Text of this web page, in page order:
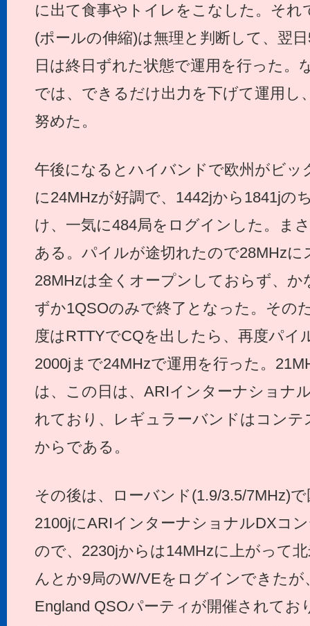
に出て食事やトイレをこなした。それ
(ポールの伸縮)は無理と判断して、翌
日は終日ずれた状態で運用を行った。
では、できるだけ出力を下げて運用し
努めた。
午後になるとハイバンドで欧州がビッ
に24MHzが好調で、1442jから1841jの
け、一気に484局をログインした。ま
ある。パイルが途切れたので28MHz
28MHzは全くオープンしておらず、
ずか1QSOのみで終了となった。その
度はRTTYでCQを出したら、再度パイ
2000jまで24MHzで運用を行った。
は、この日は、ARIインターナショナ
れており、レギュラーバンドはコンテ
からである。
その後は、ローバンド(1.9/3.5/7MHz)
2100jにARIインターナショナルDXコ
ので、2230jからは14MHzに上がって
んとか9局のW/VEをログインできた
England QSOパーティが開催されてお